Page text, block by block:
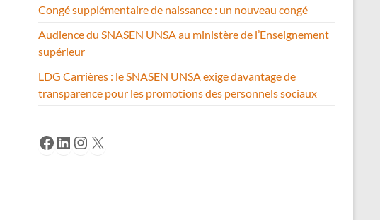
Congé supplémentaire de naissance : un nouveau congé
Audience du SNASEN UNSA au ministère de l’Enseignement
supérieur
LDG Carrières : le SNASEN UNSA exige davantage de
transparence pour les promotions des personnels sociaux
Facebook
LinkedIn
Instagram
X